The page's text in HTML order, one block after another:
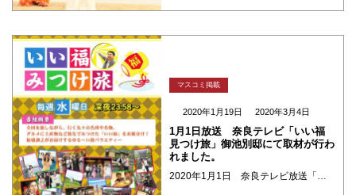
マスコミ掲載
2020年1月19日 2020年3月4日
1月1日放送 奈良テレビ「いい福
見つけ旅」御池別邸にて取材が行わ
れました。
2020年1月1日 奈良テレビ放送「いい福見つけ旅 お正月スペシャル」の撮影が、某日、御池別邸店にて行われました！ 「いい福見つけ旅」は、全国を旅しながら、行く先々の名所や名物、グルメに土産など旅先でみつけた「いい福」を ・・・